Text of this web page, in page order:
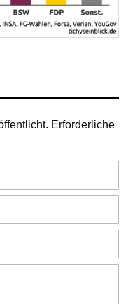
Erforderliche